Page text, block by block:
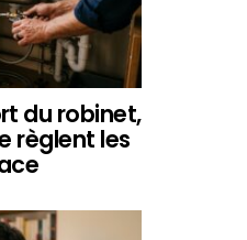
du robinet,
règlent les